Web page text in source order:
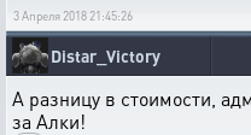
3 Апреля 2018 21:45:26
Distar_Victory
А разницу в стоимости,
за Алки!